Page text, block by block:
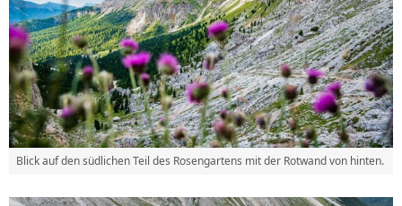
Blick auf den südlichen Teil des Rosengartens mit der Rotwand von hinten.